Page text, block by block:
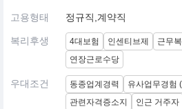
고용형태 정규직,계약직
복리후생 4대보험 인센티브제 근무
연장근로수당
우대조건 동종업계경력
유사업무경험
관련자격증소지
인근 거주자